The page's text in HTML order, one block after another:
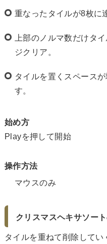
重なったタイルが8枚に
上部のノルマ数だけタ
ジクリア。
タイルを置くスペース
す。
始め方
Playを押して開始
操作方法
マウスのみ
クリスマスヘキサソー
タイルを重ねて削除してい